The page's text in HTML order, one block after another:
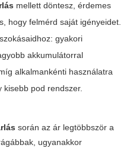
mellett döntesz, érdemes
hogy felmérd saját igényeidet.
gyakori
akkumulátorral
alkalmankénti használatra
kisebb pod rendszer.
során az ár legtöbbször a
ugyanakkor